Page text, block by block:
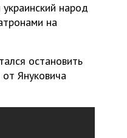
народ
на
остановить
Януковича